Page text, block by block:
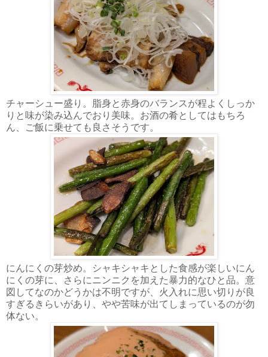
チャーシュー盛り。脂身と赤身のバランスが程よくしっか
りと味が染み込んでおり美味。お酒の肴としてはもちろ
ん、ご飯に乗せても良さそうです。
にんにくの芽炒め。シャキシャキとした食感が楽しいにん
にくの芽に、さらにニンニクを加えた暴力的なひと品。意
図してなのかどうかは不明ですが、火入れに思い切りが良
すぎるきらいがあり、やや苦味が出てしまっているのが勿
体ない。